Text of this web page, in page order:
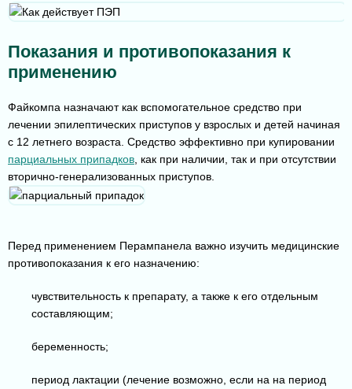
Показания и противопоказания к
применению
Файкомпа назначают как вспомогательное средство при
лечении эпилептических приступов у взрослых и детей начиная
с 12 летнего возраста. Средство эффективно при купировании
парциальных припадков, как при наличии, так и при отсутствии
вторично-генерализованных приступов.
Перед применением Перампанела важно изучить медицинские
противопоказания к его назначению:
чувствительность к препарату, а также к его отдельным
составляющим;
беременность;
период лактации (лечение возможно, если на на период